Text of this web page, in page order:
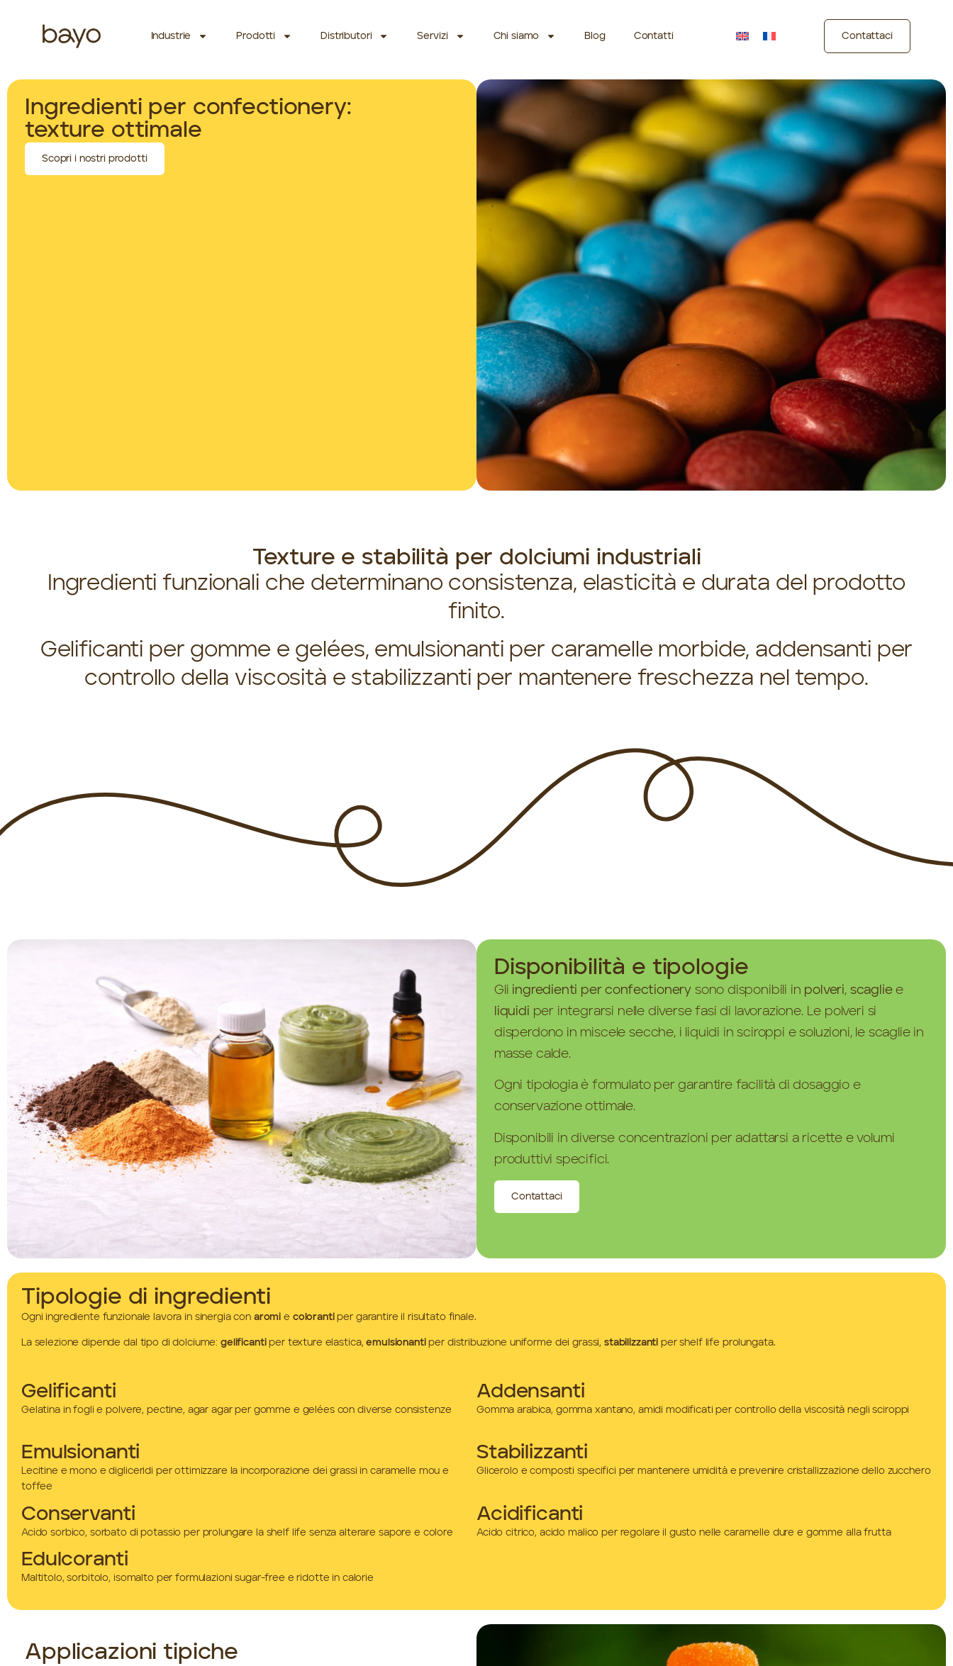
Industrie Prodotti Distributori Servizi Chi siamo Blog Contatti Contattaci
Ingredienti per confectionery:
texture ottimale
Scopri i nostri prodotti
Texture e stabilità per dolciumi industriali
Ingredienti funzionali che determinano consistenza, elasticità e durata del prodotto
finito.
Gelificanti per gomme e gelées, emulsionanti per caramelle morbide, addensanti per
controllo della viscosità e stabilizzanti per mantenere freschezza nel tempo.
Disponibilità e tipologie
Gli ingredienti per confectionery sono disponibili in polveri, scagliee
liquidi per integrarsi nelle diverse fasi di lavorazione. Le polveri si
disperdono in miscele secche, i liquidi in sciroppi e soluzioni, le scaglie in
masse calde.
Ogni tipologia è formulato per garantire facilità di dosaggio e
conservazione ottimale.
Disponibili in diverse concentrazioni per adattarsi a ricette e volumi
produttivi specifici.
Contattaci
Tipologie di ingredienti
Ogni ingrediente funzionale lavora in sinergia con aromi e colorantiper garantire il risultato finale.
La selezione dipende dal tipo di dolciume: gelificantiper texture elastica,emulsionantiper distribuzione uniforme dei grassi, stabilizzanti per shelf life prolungata.
Gelificanti
Gelatina in fogli e polvere, pectine, agar agar per gomme e gelées con diverse consistenze
Addensanti
Gomma arabica, gomma xantano, amidi modificati per controllo della viscosità negli sciroppi
Emulsionanti
Lecitine e mono e digliceridi per ottimizzare la incorporazione dei grassi in caramelle mou e
toffee
Stabilizzanti
Glicerolo e composti specifici per mantenere umidità e prevenire cristallizzazione dello zucchero
Conservanti
Acido sorbico, sorbato di potassio per prolungare la shelf life senza alterare sapore e colore
Acidificanti
Acido citrico, acido malico per regolare il gusto nelle caramelle dure e gomme alla frutta
Edulcoranti
Maltitolo, sorbitolo, isomalto per formulazioni sugar-free e ridotte in calorie
Applicazioni tipiche